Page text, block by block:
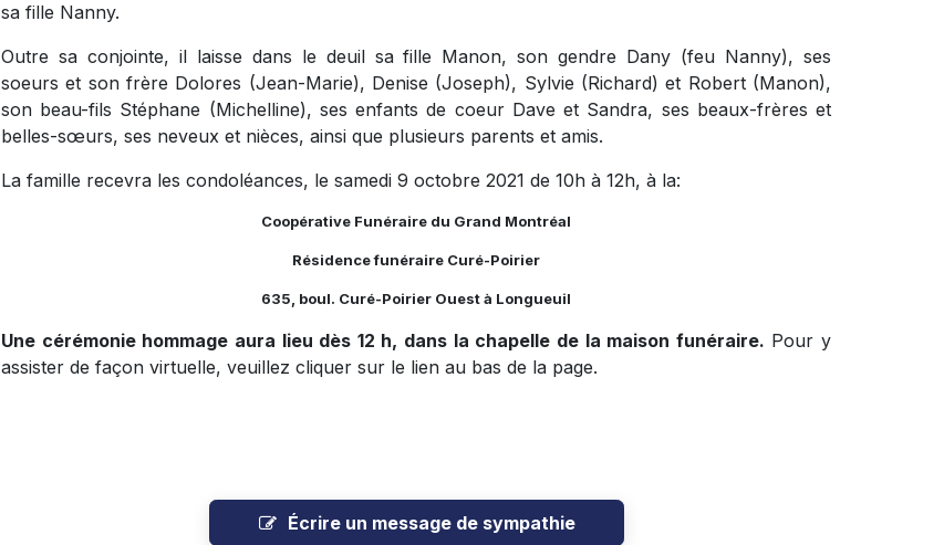
sa fille Nanny.
Outre sa conjointe, il laisse dans le deuil sa fille Manon, son gendre Dany (feu Nanny), ses
soeurs et son frère Dolores (Jean-Marie), Denise (Joseph), Sylvie (Richard) et Robert (Manon),
son beau-fils Stéphane (Michelline), ses enfants de coeur Dave et Sandra, ses beaux-frères et
belles-sœurs, ses neveux et nièces, ainsi que plusieurs parents et amis.
La famille recevra les condoléances, le samedi 9 octobre 2021 de 10h à 12h, à la:
Coopérative Funéraire du Grand Montréal
Résidence funéraire Curé-Poirier
635, boul. Curé-Poirier Ouest à Longueuil
Une cérémonie hommage aura lieu dès 12 h, dans la chapelle de la maison funéraire. Pour y
assister de façon virtuelle, veuillez cliquer sur le lien au bas de la page.
Écrire un message de sympathie